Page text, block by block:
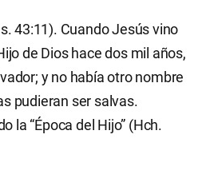
43:11). Cuando Jesús vino
de Dios hace dos mil años,
y no había otro nombre
pudieran ser salvas.
la “Época del Hijo” (Hch.